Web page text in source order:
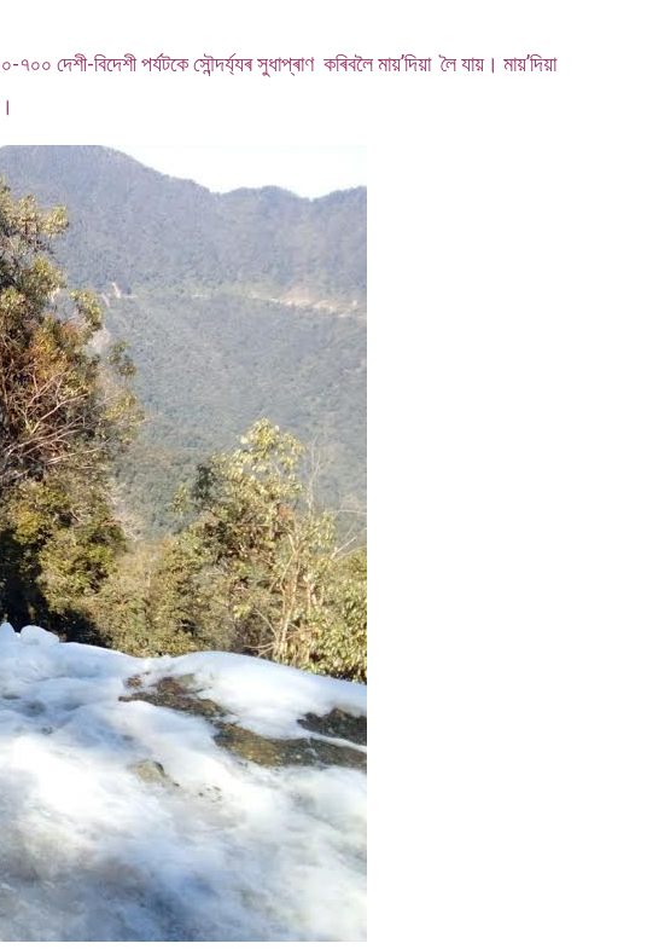
দেশী-বিদেশী পৰ্যটকে সৌন্দৰ্য্যৰ সুধাপ্ৰাণ কৰিবলৈ মায়’দিয়া লৈ যায়। মায়’দিয়া